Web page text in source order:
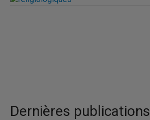
Dernières publications